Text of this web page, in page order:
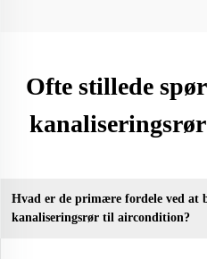
Ofte stillede
Hvad er de primære fordele ved at
kanaliseringsrør til aircondition?